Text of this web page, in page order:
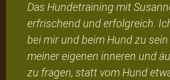
Das Hundetraining mit
erfrischend und erfolgreich.
bei mir und beim Hund zu
meiner eigenen inneren und
zu fragen, statt vom Hund